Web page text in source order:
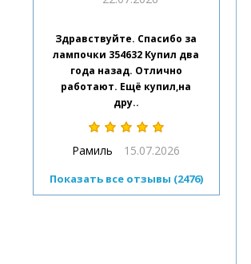
Здравствуйте. Спасибо за
лампочки 354632 Купил два
года назад. Отлично
работают. Ещё купил,на
дру..
Рамиль 15.07.2026
Показать все отзывы (2476)